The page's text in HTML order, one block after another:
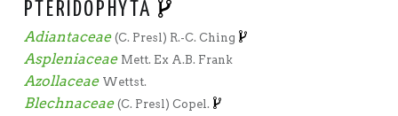
PTERIDOPHYTA
Adiantaceae (C. Presl) R.-C. Ching
Aspleniaceae Mett. Ex A.B. Frank
Azollaceae Wettst.
Blechnaceae (C. Presl) Copel.